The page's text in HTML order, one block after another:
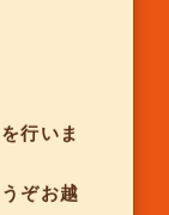
行いま
ぞお越